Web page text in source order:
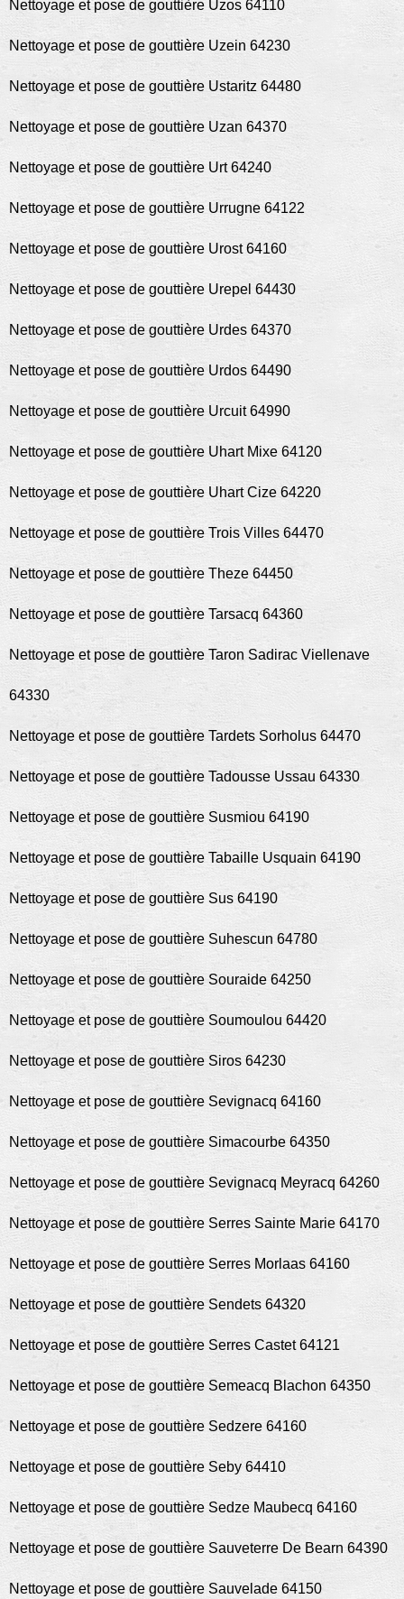
Nettoyage et pose de gouttière Uzos 64110
Nettoyage et pose de gouttière Uzein 64230
Nettoyage et pose de gouttière Ustaritz 64480
Nettoyage et pose de gouttière Uzan 64370
Nettoyage et pose de gouttière Urt 64240
Nettoyage et pose de gouttière Urrugne 64122
Nettoyage et pose de gouttière Urost 64160
Nettoyage et pose de gouttière Urepel 64430
Nettoyage et pose de gouttière Urdes 64370
Nettoyage et pose de gouttière Urdos 64490
Nettoyage et pose de gouttière Urcuit 64990
Nettoyage et pose de gouttière Uhart Mixe 64120
Nettoyage et pose de gouttière Uhart Cize 64220
Nettoyage et pose de gouttière Trois Villes 64470
Nettoyage et pose de gouttière Theze 64450
Nettoyage et pose de gouttière Tarsacq 64360
Nettoyage et pose de gouttière Taron Sadirac Viellenave
64330
Nettoyage et pose de gouttière Tardets Sorholus 64470
Nettoyage et pose de gouttière Tadousse Ussau 64330
Nettoyage et pose de gouttière Susmiou 64190
Nettoyage et pose de gouttière Tabaille Usquain 64190
Nettoyage et pose de gouttière Sus 64190
Nettoyage et pose de gouttière Suhescun 64780
Nettoyage et pose de gouttière Souraide 64250
Nettoyage et pose de gouttière Soumoulou 64420
Nettoyage et pose de gouttière Siros 64230
Nettoyage et pose de gouttière Sevignacq 64160
Nettoyage et pose de gouttière Simacourbe 64350
Nettoyage et pose de gouttière Sevignacq Meyracq 64260
Nettoyage et pose de gouttière Serres Sainte Marie 64170
Nettoyage et pose de gouttière Serres Morlaas 64160
Nettoyage et pose de gouttière Sendets 64320
Nettoyage et pose de gouttière Serres Castet 64121
Nettoyage et pose de gouttière Semeacq Blachon 64350
Nettoyage et pose de gouttière Sedzere 64160
Nettoyage et pose de gouttière Seby 64410
Nettoyage et pose de gouttière Sedze Maubecq 64160
Nettoyage et pose de gouttière Sauveterre De Bearn 64390
Nettoyage et pose de gouttière Sauvelade 64150